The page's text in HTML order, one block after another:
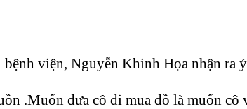
viện, Nguyễn Khinh Họa nhận ra
.Muốn đưa cô đi mua đồ là muốn